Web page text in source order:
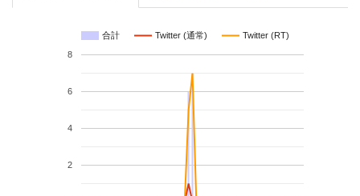
合計 Twitter (通常) Twitter (RT)
2
4
6
8